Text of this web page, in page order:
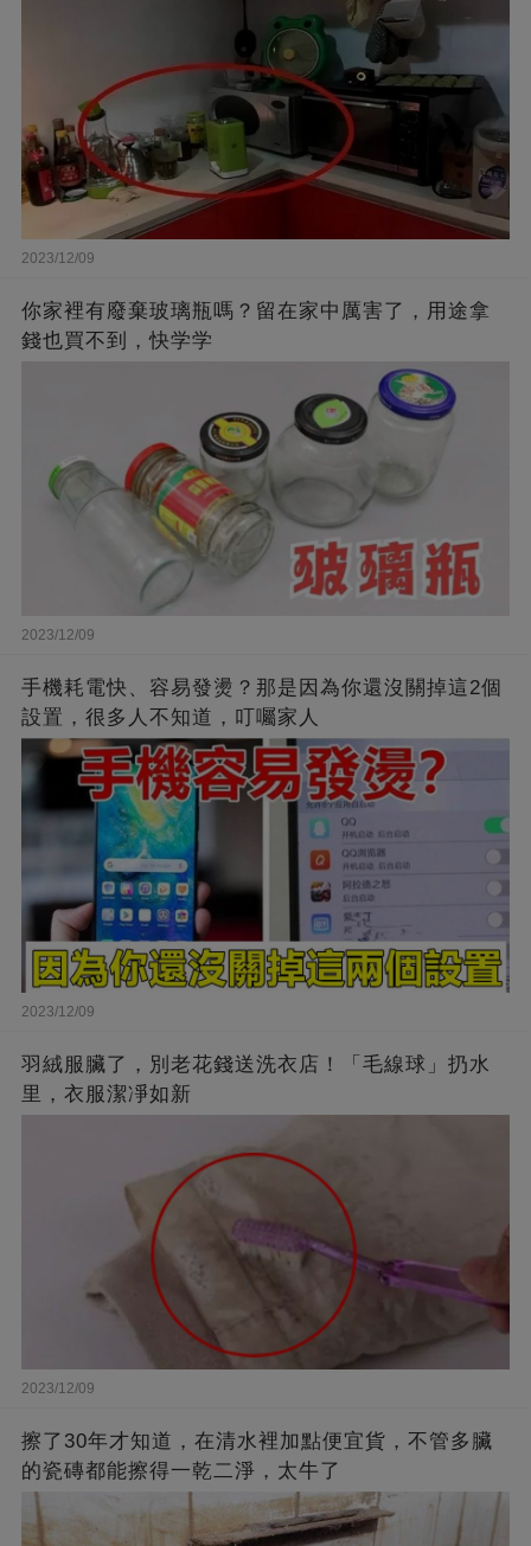
2023/12/09
你家裡有廢棄玻璃瓶嗎？留在家中厲害了，用途拿
錢也買不到，快学学
2023/12/09
手機耗電快、容易發燙？那是因為你還沒關掉這2個
設置，很多人不知道，叮囑家人
2023/12/09
羽絨服臟了，別老花錢送洗衣店！「毛線球」扔水
里，衣服潔凈如新
2023/12/09
擦了30年才知道，在清水裡加點便宜貨，不管多臟
的瓷磚都能擦得一乾二淨，太牛了